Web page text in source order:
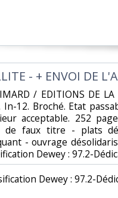
- + ENVOI DE
/ EDITIONS DE LA
In-12. Broché. Etat
acceptable. 252
de faux titre - plats
- ouvrage
Dewey : 97.2-
Dewey : 97.2-